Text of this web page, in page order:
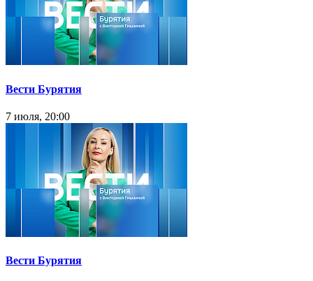
Вести Бурятия
7 июля, 20:00
Вести Бурятия